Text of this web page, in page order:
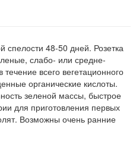
спелости 48-50 дней. Розетка
слабо- или средне-
всего вегетационного
органические кислоты.
зеленой массы, быстрое
для приготовления первых
Возможны очень ранние